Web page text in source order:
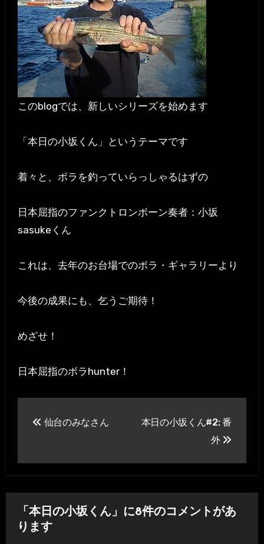
このblogでは、新しいシリーズを始めます
「本日の小坂くん」というテーマです
着々と、ボラを釣っていらっしゃるはずの
日本屈指のファンクトロンボーン奏者：小坂
sasukeくん
これは、去年のお台場でのボラ・ギャラリーより
今後の成果にも、乞うご期待！
めざせ！
日本屈指のボラhunter！
ゲ
ー
仙台のみなさん
本日の小坂くん#2: 番
外
「本日の小坂くん」に8件のコメントがあ
ります